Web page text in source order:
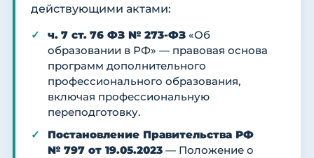
действующими актами:
ч. 7 ст. 76 ФЗ № 273-ФЗ «Об
образовании в РФ» — правовая основа
программ дополнительного
профессионального образования,
включая профессиональную
переподготовку.
Постановление Правительства РФ
№ 797 от 19.05.2023 — Положение о